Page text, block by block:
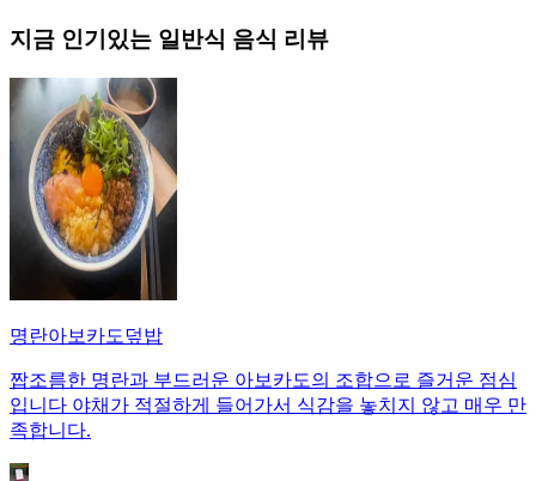
지금 인기있는 일반식 음식 리뷰
명란아보카도덮밥
짭조름한 명란과 부드러운 아보카도의 조합으로 즐거운 점심
입니다 야채가 적절하게 들어가서 식감을 놓치지 않고 매우 만
족합니다.